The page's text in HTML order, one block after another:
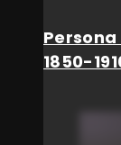
Persona
1850-